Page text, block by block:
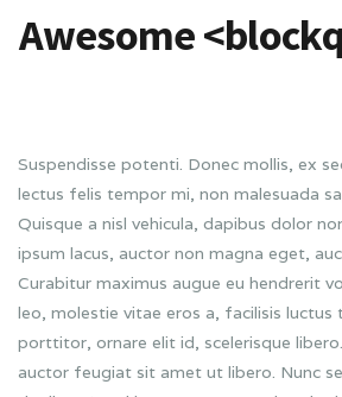
Awesome
Suspendisse potenti. Donec mollis, ex
lectus felis tempor mi, non malesuada
Quisque a nisl vehicula, dapibus dolor
ipsum lacus, auctor non magna eget,
Curabitur maximus augue eu hendrerit
leo, molestie vitae eros a, facilisis luctus
porttitor, ornare elit id, scelerisque
auctor feugiat sit amet ut libero. Nunc